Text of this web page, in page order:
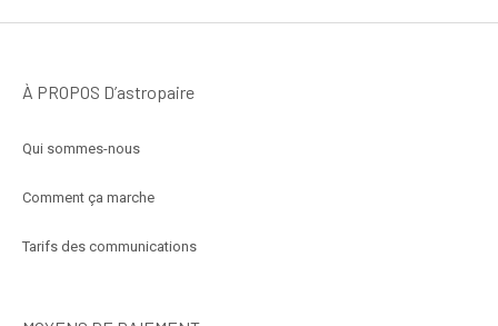
À PROPOS D’astropaire
Qui sommes-nous
Comment ça marche
Tarifs des communications